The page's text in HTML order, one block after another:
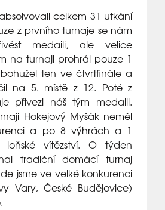
celkem 31 utkání
z prvního turnaje se nám
medaili, ale velice
na turnaji prohrál pouze 1
ten ve čtvrtfinále a
na 5. místě z 12. Poté z
přivezl náš tým medaili.
Hokejový Myšák neměl
a po 8 výhrách a 1
loňské vítězství. O týden
tradiční domácí turnaj
jsme ve velké konkurenci
Vary, České Budějovice)